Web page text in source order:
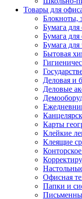
Товары для
Блокноты,
Бумага для
Бумага
Бумага
Бытовая
Деловая и
Деловые
Карты
Клейкие
Клеящие
Офисная
Папки и